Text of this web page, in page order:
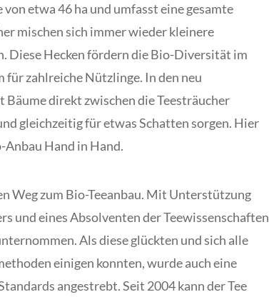
etwa 46 ha und umfasst eine gesamte
mischen sich immer wieder kleinere
Diese Hecken fördern die Bio-Diversität im
zahlreiche Nützlinge. In den neu
Bäume direkt zwischen die Teesträucher
gleichzeitig für etwas Schatten sorgen. Hier
Hand in Hand.
Weg zum Bio-Teeanbau. Mit Unterstützung
und eines Absolventen der Teewissenschaften
Als diese glückten und sich alle
einigen konnten, wurde auch eine
angestrebt. Seit 2004 kann der Tee